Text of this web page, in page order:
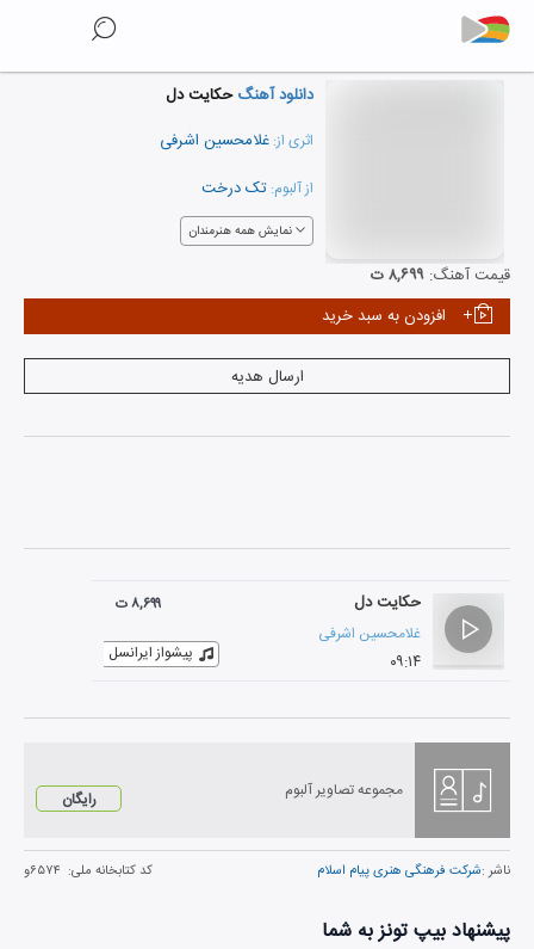
دانلود آهنگحکایت دل
اثری از: غلامحسین اشرفی
از آلبوم: تک درخت
نمایش همه هنرمندان
قیمت آهنگ: ۸,۶۹۹ ت
افزودن به سبد خرید
ارسال هدیه
حکایت دل
غلامحسین اشرفی
۰۹:۱۴
۸,۶۹۹ ت
پیشواز ایرانسل
مجموعه تصاویر آلبوم رایگان
ناشر :شرکت فرهنگی هنری پیام اسلام کد کتابخانه ملی: ۶۵۷۴و
پیشنهاد بیپ تونز به شما